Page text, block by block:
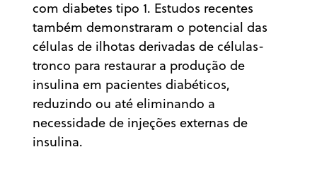
com diabetes tipo 1. Estudos recentes
também demonstraram o potencial das
células de ilhotas derivadas de células-
tronco para restaurar a produção de
insulina em pacientes diabéticos,
reduzindo ou até eliminando a
necessidade de injeções externas de
insulina.